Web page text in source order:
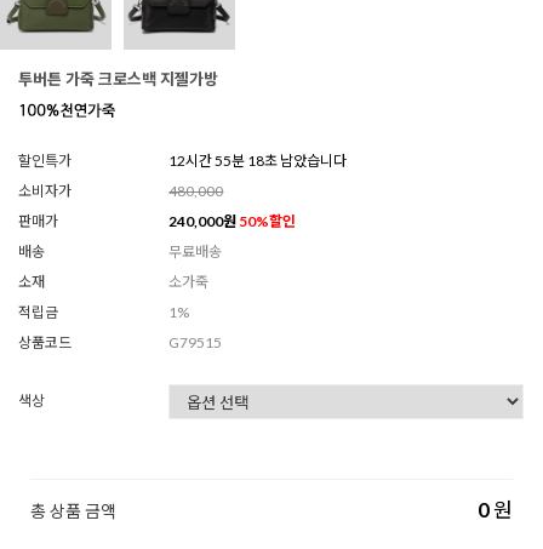
투버튼 가죽 크로스백 지젤가방
할인특가
12시간 55분 17초 남았습니다
소비자가
480,000
판매가
240,000원 50%할인
배송
무료배송
소재
소가죽
적립금
1%
상품코드
G79515
색상
총 상품 금액 0원